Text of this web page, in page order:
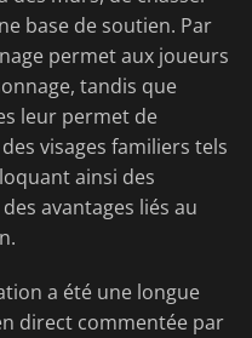
base de soutien. Par
permet aux joueurs
tandis que
leur permet de
visages familiers tels
ainsi des
avantages liés au
a été une longue
direct commentée par